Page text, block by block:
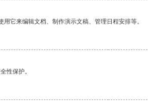
它来编辑文档、制作演示文稿、管理日程安排等。
性保护。